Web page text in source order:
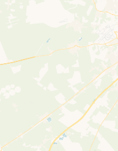
de la carte en cours...